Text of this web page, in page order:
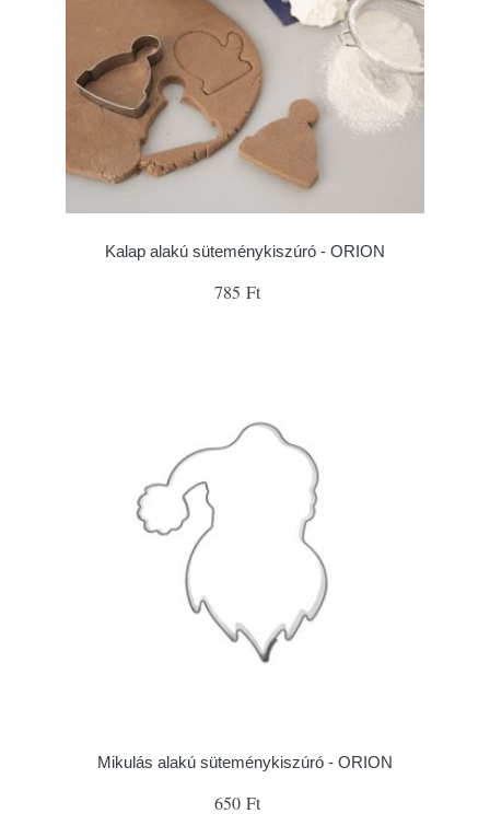
Kalap alakú süteménykiszúró - ORION
785 Ft
Mikulás alakú süteménykiszúró - ORION
650 Ft